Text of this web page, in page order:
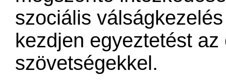
szociális
kezdjen egyeztetést
szövetségekkel.